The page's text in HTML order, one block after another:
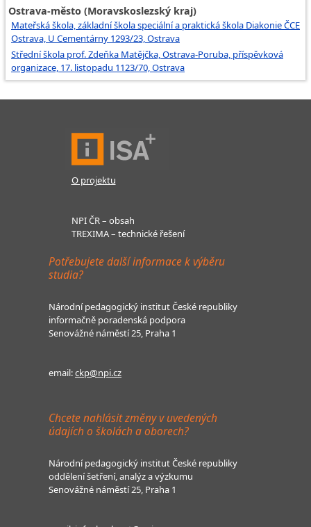
Ostrava-město (Moravskoslezský kraj)
Mateřská škola, základní škola speciální a praktická škola Diakonie ČCE
Ostrava, U Cementárny 1293/23, Ostrava
Střední škola prof. Zdeňka Matějčka, Ostrava-Poruba, příspěvková
organizace, 17. listopadu 1123/70, Ostrava
O projektu
NPI ČR – obsah
TREXIMA – technické řešení
Potřebujete další informace k výběru
studia?
Národní pedagogický institut České republiky
informačně poradenská podpora
Senovážné náměstí 25, Praha 1
email:ckp@npi.cz
Chcete nahlásit změny v uvedených
údajích o školách a oborech?
Národní pedagogický institut České republiky
oddělení šetření, analýz a výzkumu
Senovážné náměstí 25, Praha 1